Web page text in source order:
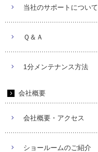
当社のサポートについて
Ｑ＆Ａ
1分メンテナンス方法
会社概要
会社概要・アクセス
ショールームのご紹介